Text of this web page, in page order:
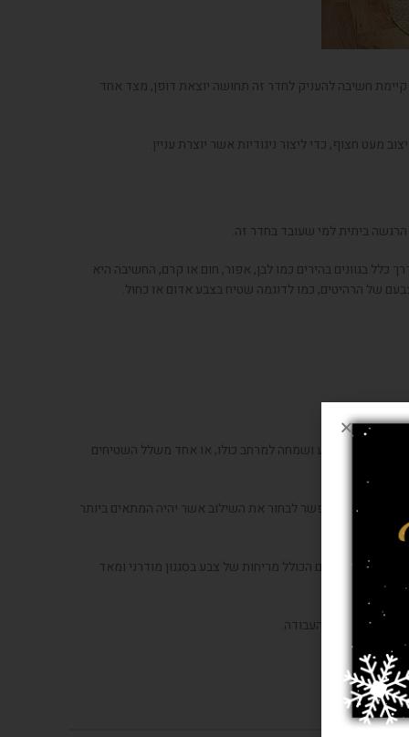
חשיבה להעניק לחדר זה תחושה יוצאת דופן, מצד אחד
חצוף, כדי ליצור ניגודיות אשר יוצרת עניין.
הרגשה ביתית למי שעובד בחדר זה.
בגוונים בהירים כמו לבן, אפור, חום או קרם, החשיבה היא
של הרהיטים, כמו לדוגמה שטיח בצבע אדום או כחול.
מוסיפים צבע ושמחה למרחב כולו, או אחד משלל השטיחים
וסגלגל, אפשר לבחור את השילוב אשר יהיה המתאים ביותר
לאונרדו מדהים הכולל מריחות של צבע בסגנון מודרני ומאד
ביותר לחדר העבודה.